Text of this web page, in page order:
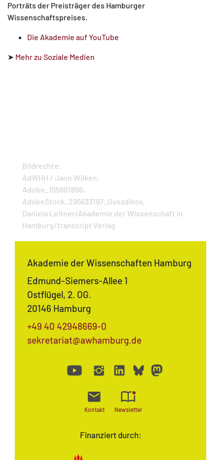
Porträts der Preisträger des Hamburger
Wissenschaftspreises.
Die Akademie auf YouTube
➤ Mehr zu Soziale Medien
Bildrechte:
AdWHH / Jann Wilken,
Adobe_155601656,
AdobeStock_295633197_Gvozdikov,
Daniela Leitner/Akademie der Wissenschaft in
Hamburg/transcript Verlag
Finanziert durch:
Akademie der Wissenschaften Hamburg
Edmund-Siemers-Allee 1
Ostflügel, 2. OG.
20146 Hamburg
+49 40 42948669-0
sekretariat@awhamburg.de
Kontakt Newsletter